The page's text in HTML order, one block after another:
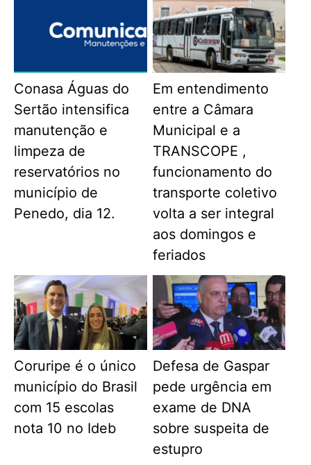
Conasa Águas do
Sertão intensifica
manutenção e
limpeza de
reservatórios no
município de
Penedo, dia 12.
Em entendimento
entre a Câmara
Municipal e a
TRANSCOPE ,
funcionamento do
transporte coletivo
volta a ser integral
aos domingos e
feriados
Coruripe é o único
município do Brasil
com 15 escolas
nota 10 no Ideb
Defesa de Gaspar
pede urgência em
exame de DNA
sobre suspeita de
estupro